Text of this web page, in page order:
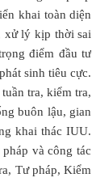
khai toàn diện
xử lý kịp thời sai
điểm đầu tư
sinh tiêu cực.
tra, kiểm tra,
buôn lậu, gian
khai thác IUU.
và công tác
Tư pháp, Kiểm